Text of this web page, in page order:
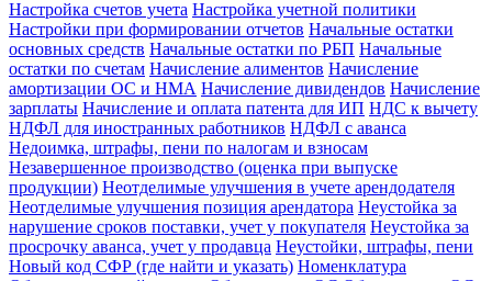
Настройка счетов учета Настройка учетной политики
Настройки при формировании отчетов Начальные остатки
основных средств Начальные остатки по РБП Начальные
остатки по счетам Начисление алиментов Начисление
амортизации ОС и НМА Начисление дивидендов Начисление
зарплаты Начисление и оплата патента для ИП НДС к вычету
НДФЛ для иностранных работников НДФЛ с аванса
Недоимка, штрафы, пени по налогам и взносам
Незавершенное производство (оценка при выпуске
продукции) Неотделимые улучшения в учете арендодателя
Неотделимые улучшения позиция арендатора Неустойка за
нарушение сроков поставки, учет у покупателя Неустойка за
просрочку аванса, учет у продавца Неустойки, штрафы, пени
Новый код СФР (где найти и указать) Номенклатура